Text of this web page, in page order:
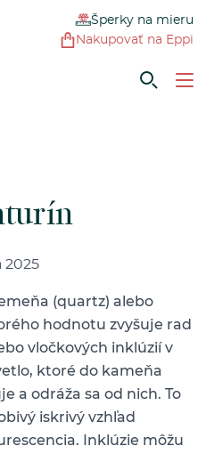
Šperky na mieru
Nakupovať na Eppi
2025
(quartz) alebo
hodnotu zvyšuje rad
vločkových inklúzií v
ktoré do kameňa
a odráža sa od nich. To
iskrivý vzhľad
Inklúzie môžu